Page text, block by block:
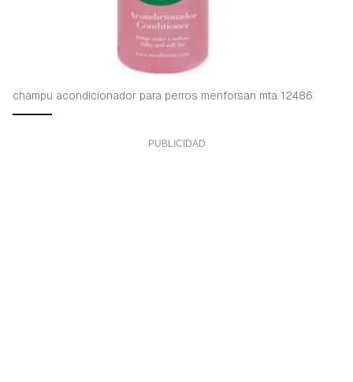
champu acondicionador para perros menforsan mta 12486